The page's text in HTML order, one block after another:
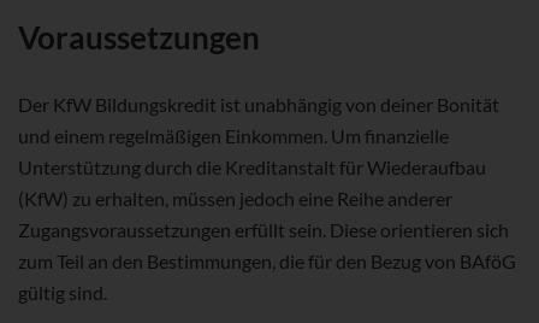
Voraussetzungen
Der KfW Bildungskredit ist unabhängig von deiner Bonität
und einem regelmäßigen Einkommen. Um finanzielle
Unterstützung durch die Kreditanstalt für Wiederaufbau
(KfW) zu erhalten, müssen jedoch eine Reihe anderer
Zugangsvoraussetzungen erfüllt sein. Diese orientieren sich
zum Teil an den Bestimmungen, die für den Bezug von BAföG
gültig sind.